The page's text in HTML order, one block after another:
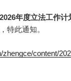
年度立法工作计
特此通知。
zhengce/content/